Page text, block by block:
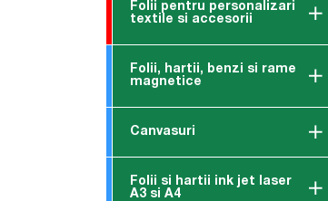
Folii pentru personalizari
textile si accesorii
Folii, hartii, benzi si rame
magnetice
Canvasuri
Folii si hartii ink jet laser
A3 si A4